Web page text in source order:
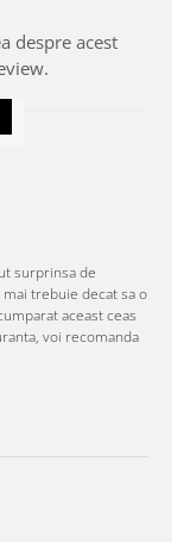
despre acest
surprinsa de
trebuie decat sa o
aceast ceas
voi recomanda